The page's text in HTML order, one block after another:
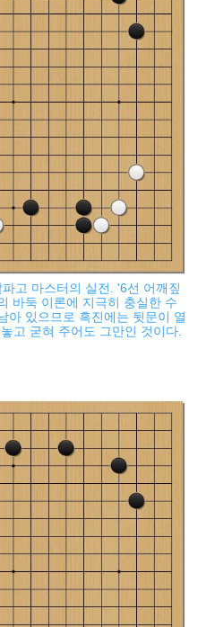
고 마스터의 실전. '6선 어깨짚
바둑 이론에 지극히 충실한 수
아 있으므로 흑진에는 뒷문이 열
고 굳혀 주어도 그만인 것이다.